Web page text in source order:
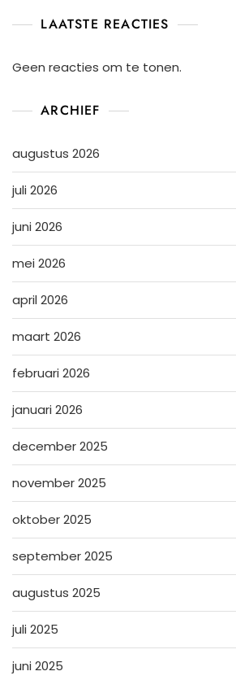
LAATSTE REACTIES
Geen reacties om te tonen.
ARCHIEF
augustus 2026
juli 2026
juni 2026
mei 2026
april 2026
maart 2026
februari 2026
januari 2026
december 2025
november 2025
oktober 2025
september 2025
augustus 2025
juli 2025
juni 2025